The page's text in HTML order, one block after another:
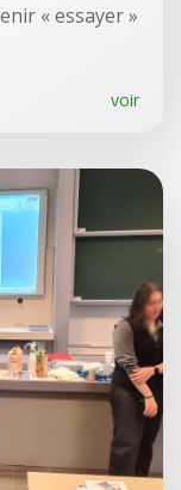
« essayer »
voir